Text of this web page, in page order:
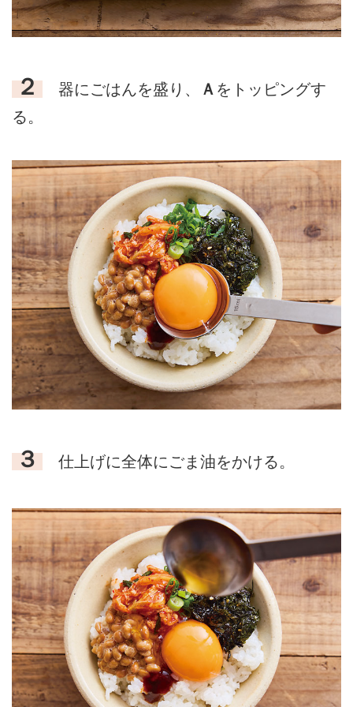
２ 器にごはんを盛り、 Ａ をトッピングす
る。
３ 仕上げに全体にごま油をかける。